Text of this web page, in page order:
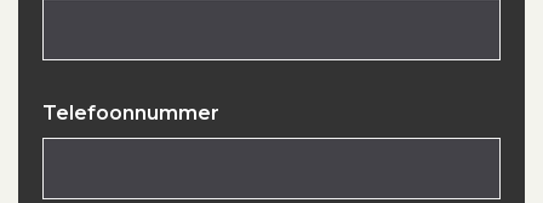
Telefoonnummer